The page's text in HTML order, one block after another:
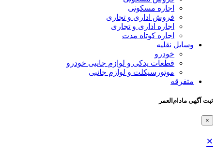
اجاره مسکونی
فروش اداری و تجاری
اجاره اداری و تجاری
اجاره کوتاه مدت
وسایل نقلیه
خودرو
قطعات یدکی و لوازم جانبی خودرو
موتورسیکلت و لوازم جانبی
متفرقه
ثبت آگهی مادام‌العمر
×
×